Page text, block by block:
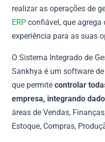
realizar as operações de
ERP confiável, que
experiência para as suas
O Sistema Integrado de
Sankhya é um software
que permite controlar
empresa, integrando
áreas de Vendas,
Estoque, Compras,